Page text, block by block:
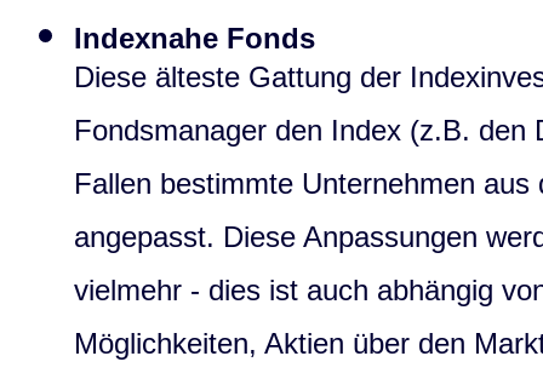
Indexnahe Fonds
Diese älteste Gattung der
Fondsmanager den Index (z.B.
Fallen bestimmte Unternehmen
angepasst. Diese Anpassungen
vielmehr - dies ist auch abhängig
Möglichkeiten, Aktien über den